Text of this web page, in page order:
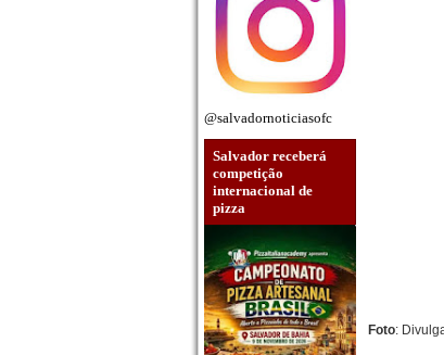
@salvadornoticiasofc
Salvador receberá
competição
internacional de
pizza
Foto: